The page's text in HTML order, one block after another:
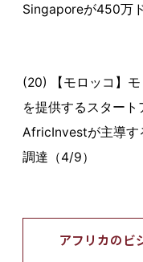
Singaporeが450万
(20) 【モロッコ】
を提供するスター
AfricInvestが主導す
調達（4/9）
アフリカのビ